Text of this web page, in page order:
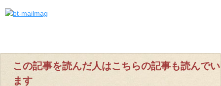
この記事を読んだ人はこちらの記事も読んでい
ます